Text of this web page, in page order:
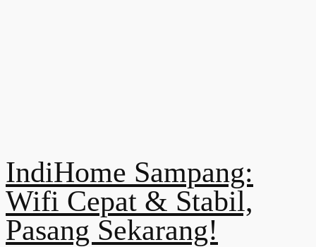
IndiHome Sampang:
Wifi Cepat & Stabil,
Pasang Sekarang!